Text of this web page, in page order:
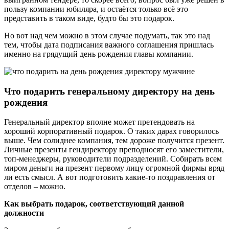
пользу компании юбиляра, и остаётся только всё это
представить в таком виде, будто бы это подарок.
Но вот над чем можно в этом случае подумать, так это над
тем, чтобы дата подписания важного соглашения пришлась
именно на грядущий день рождения главы компании.
Что подарить генеральному директору на день
рождения
Генеральный директор вполне может претендовать на
хороший корпоративный подарок. О таких дарах говорилось
выше. Чем солиднее компания, тем дороже получится презент.
Личные презенты гендиректору преподносят его заместители,
топ-менеджеры, руководители подразделений. Собирать всем
миром деньги на презент первому лицу огромной фирмы вряд
ли есть смысл. А вот подготовить какие-то поздравления от
отделов – можно.
Как выбрать подарок, соответствующий данной
должности